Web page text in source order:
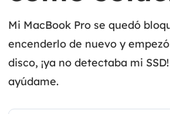
Mi MacBook Pro se quedó
encenderlo de nuevo y
disco, ¡ya no detectaba mi
ayúdame.